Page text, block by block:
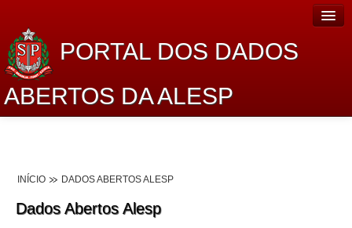
PORTAL DOS DADOS
ABERTOS DA ALESP
Lei de Acesso à Informação
INÍCIO DADOS ABERTOS ALESP
Dados Abertos Alesp